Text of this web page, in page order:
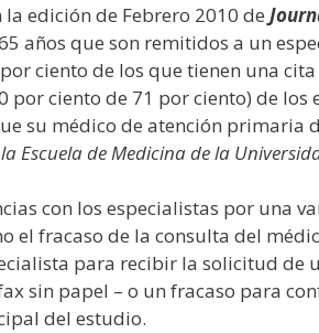
edición de Febrero 2010 de
años que son remitidos a un
ciento de los que tienen una
por ciento de 71 por ciento) de
su médico de atención primaria
Escuela de Medicina de la
con los especialistas por una
el fracaso de la consulta del
para recibir la solicitud de
sin papel – o un fracaso para
del estudio.